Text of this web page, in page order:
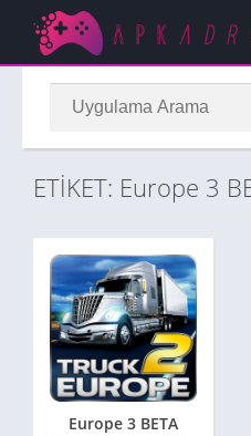
ETİKET: Europe 3
Europe 3 BETA